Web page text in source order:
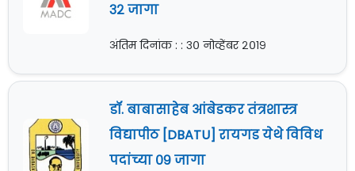
३२ जागा
अंतिम दिनांक : : ३० नोव्हेंबर २०१९
डॉ. बाबासाहेब आंबेडकर तंत्रशास्त्र
विद्यापीठ [DBATU] रायगड येथे विविध
पदांच्या ०९ जागा